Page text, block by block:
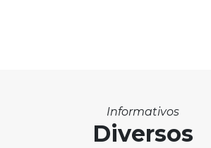
Informativos
Diversos